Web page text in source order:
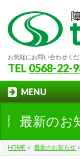
お気軽にお問い合わせく
TEL 0568-22-
MENU
最新のお
HOME » 最新のお知らせ »